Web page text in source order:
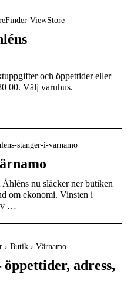
ViewStore
och öppettider eller
00. Välj varuhus.
stanger-i-varnamo
nu släcker ner butiken
om ekonomi. Vinsten i
…
› Butik › Värnamo
adress,